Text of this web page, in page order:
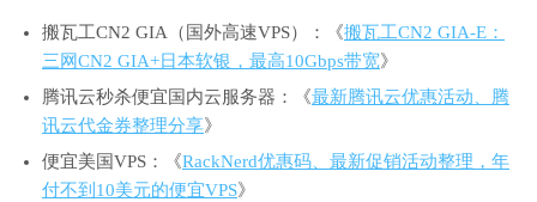
搬瓦工CN2 GIA（国外高速VPS）：《搬瓦工CN2 GIA-E：
三网CN2 GIA+日本软银，最高10Gbps带宽》
腾讯云秒杀便宜国内云服务器：《最新腾讯云优惠活动、腾
讯云代金券整理分享》
便宜美国VPS：《RackNerd优惠码、最新促销活动整理，年
付不到10美元的便宜VPS》